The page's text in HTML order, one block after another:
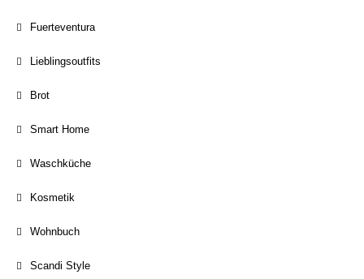
Fuerteventura
Lieblingsoutfits
Brot
Smart Home
Waschküche
Kosmetik
Wohnbuch
Scandi Style